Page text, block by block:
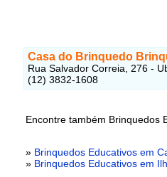
Casa do Brinquedo
Rua Salvador Correia, 276 -
(12) 3832-1608
Encontre também Brinquedos
» Brinquedos Educativos em
» Brinquedos Educativos em